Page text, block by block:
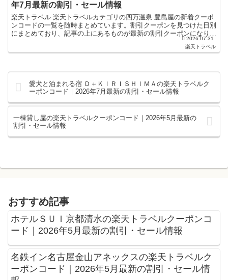
年7月最新の割引・セール情報
楽天トラベル 楽天トラベルカテゴリの四万温泉 豊島屋の新着クーポ
ンコードの一覧を随時まとめています。割引クーポンを見つけた日別
にまとめており、記事の上にあるものが最新の割引クーポンになりま
す。ホテル・旅館宿泊の予約などで使えるクーポンやセー...2026.07.31
楽天トラベル
愛犬と泊まれる宿 Ｄ＋ＫＩＲＩＳＨＩＭＡの楽天トラベルク
ーポンコード｜2026年7月最新の割引・セール情報
一棟貸し屋の楽天トラベルクーポンコード｜2026年5月最新の
割引・セール情報
おすすめ記事
ホテルＳＵＩ京都清水の楽天トラベルクーポンコ
ード｜2026年5月最新の割引・セール情報
名鉄イン名古屋金山アネックスの楽天トラベルク
ーポンコード｜2026年5月最新の割引・セール情